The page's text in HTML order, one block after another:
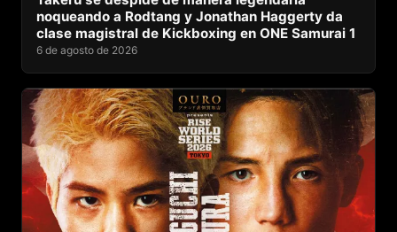
noqueando a Rodtang y Jonathan Haggerty da
clase magistral de Kickboxing en ONE Samurai 1
6 de agosto de 2026